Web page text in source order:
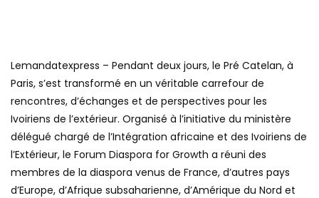
Lemandatexpress – Pendant deux jours, le Pré Catelan, à
Paris, s’est transformé en un véritable carrefour de
rencontres, d’échanges et de perspectives pour les
Ivoiriens de l’extérieur. Organisé à l’initiative du ministère
délégué chargé de l’Intégration africaine et des Ivoiriens de
l’Extérieur, le Forum Diaspora for Growth a réuni des
membres de la diaspora venus de France, d’autres pays
d’Europe, d’Afrique subsaharienne, d’Amérique du Nord et